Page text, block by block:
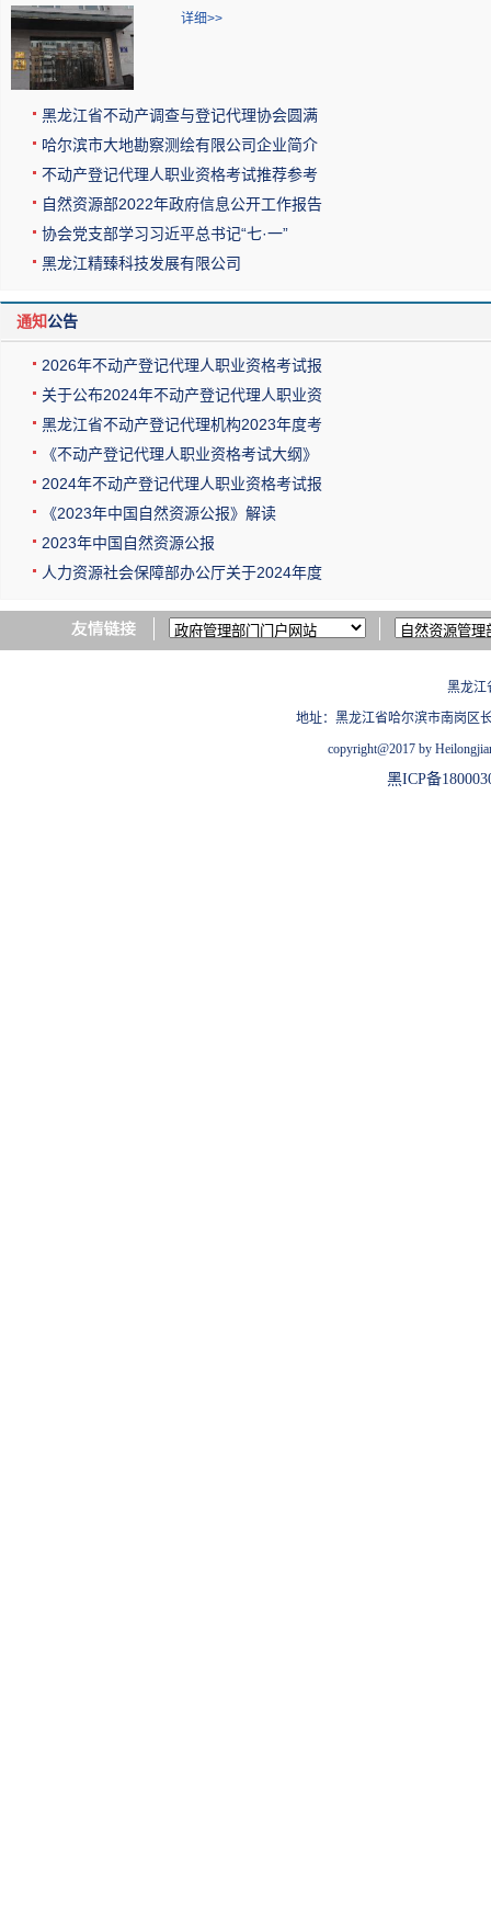
详细>>
黑龙江省不动产调查与登记代理协会圆满
哈尔滨市大地勘察测绘有限公司企业简介
不动产登记代理人职业资格考试推荐参考
自然资源部2022年政府信息公开工作报告
协会党支部学习习近平总书记“七·一”
黑龙江精臻科技发展有限公司
通知公告
2026年不动产登记代理人职业资格考试报
关于公布2024年不动产登记代理人职业资
黑龙江省不动产登记代理机构2023年度考
《不动产登记代理人职业资格考试大纲》
2024年不动产登记代理人职业资格考试报
《2023年中国自然资源公报》解读
2023年中国自然资源公报
人力资源社会保障部办公厅关于2024年度
黑龙江
地址：黑龙江省哈尔滨市南岗区
copyright@2017 by
黑ICP备